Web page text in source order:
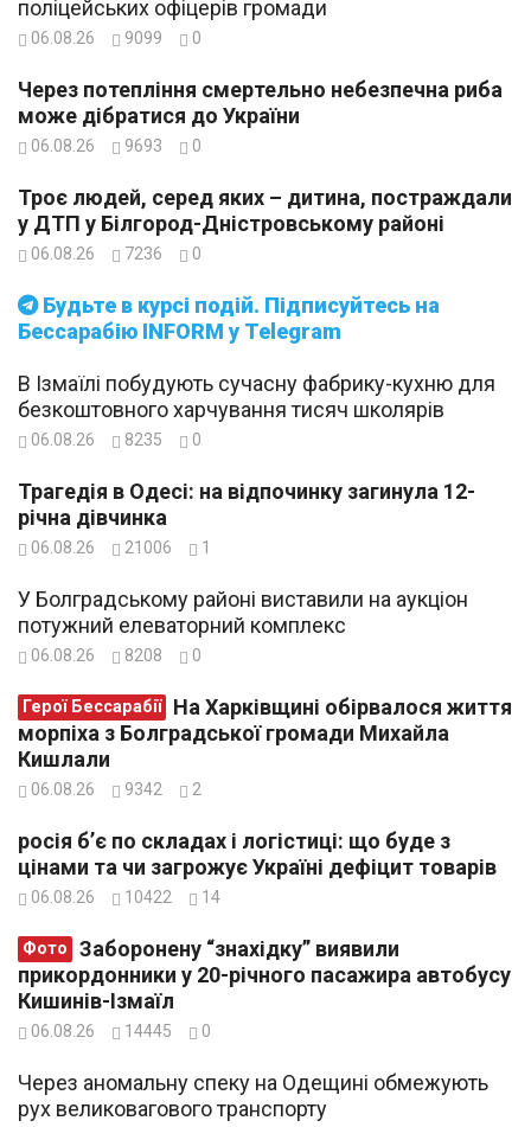
Будьте в курсі подій. Підписуйтесь на
Бессарабію INFORM у Telegram
поліцейських офіцерів громади
06.08.26 9099 0
Через потепління смертельно небезпечна риба
може дібратися до України
06.08.26 9693 0
Троє людей, серед яких – дитина, постраждали
у ДТП у Білгород-Дністровському районі
06.08.26 7236 0
В Ізмаїлі побудують сучасну фабрику-кухню для
безкоштовного харчування тисяч школярів
06.08.26 8235 0
Трагедія в Одесі: на відпочинку загинула 12-
річна дівчинка
06.08.26 21006 1
У Болградському районі виставили на аукціон
потужний елеваторний комплекс
06.08.26 8208 0
Герої Бессарабії
морпіха з Болградської громади Михайла
Кишлали
06.08.26 9342 2
росія б’є по складах і логістиці: що буде з
цінами та чи загрожує Україні дефіцит товарів
06.08.26 10422 14
Фото
прикордонники у 20-річного пасажира автобусу
Кишинів-Ізмаїл
06.08.26 14445 0
Через аномальну спеку на Одещині обмежують
рух великовагового транспорту